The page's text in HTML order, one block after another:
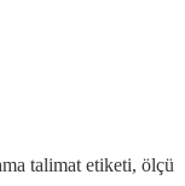
talimat etiketi, ölçü